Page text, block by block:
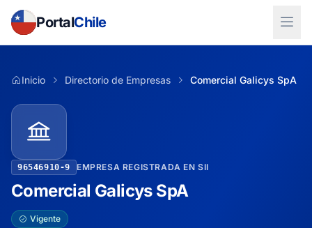
PortalChile
Inicio Directorio de Empresas Comercial Galicys SpA
96546910-9 EMPRESA REGISTRADA EN SII
Comercial Galicys SpA
Vigente